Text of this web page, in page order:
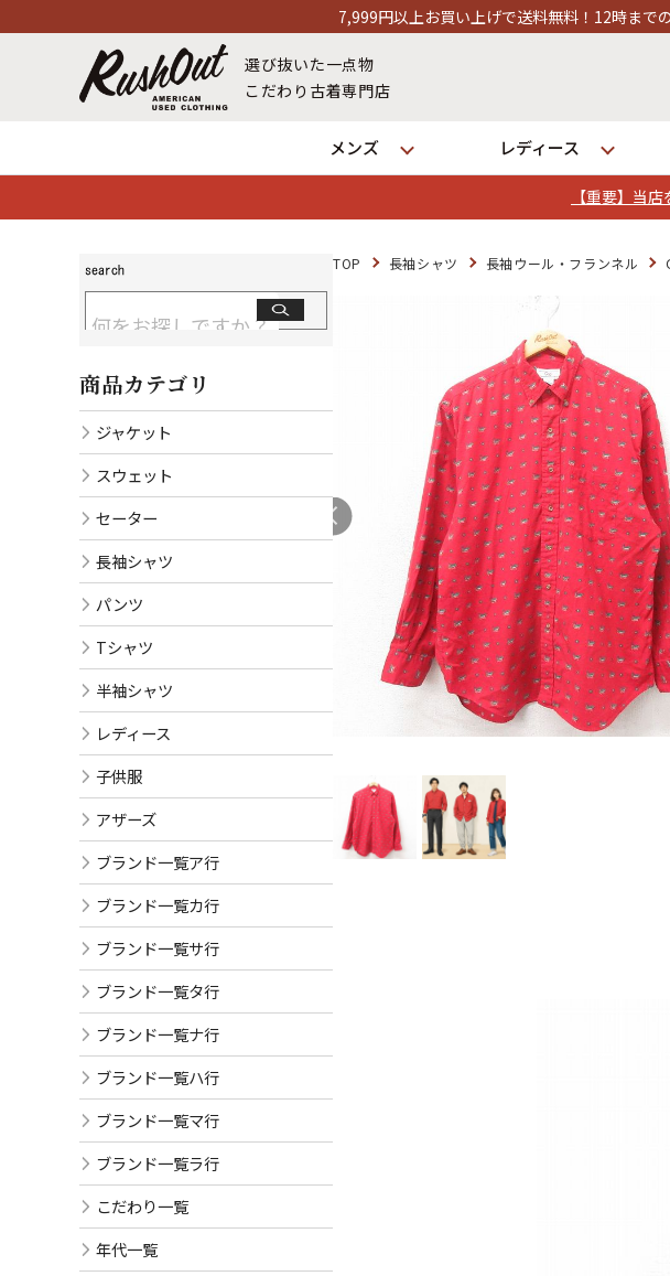
【重要】当
7,999円以上お買い上げで送料無料！12時までのご注文は当日出荷
選び抜いた一点物
こだわり古着専門店
メンズ レディース
TOP 長袖シャツ 長袖ウール・フランネル
商品カテゴリ
ジャケット
スウェット
セーター
長袖シャツ
パンツ
Tシャツ
半袖シャツ
レディース
子供服
アザーズ
ブランド一覧ア行
ブランド一覧カ行
ブランド一覧サ行
ブランド一覧タ行
ブランド一覧ナ行
ブランド一覧ハ行
ブランド一覧マ行
ブランド一覧ラ行
こだわり一覧
年代一覧